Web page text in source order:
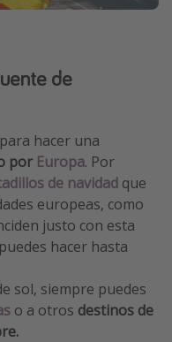
de
hacer una
por Europa. Por
de navidad que
europeas, como
justo con esta
hacer hasta
sol, siempre puedes
o a otros destinos de